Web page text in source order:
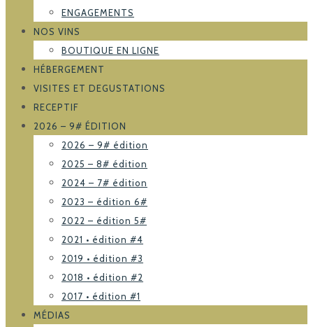
ENGAGEMENTS
NOS VINS
BOUTIQUE EN LIGNE
HÉBERGEMENT
VISITES ET DEGUSTATIONS
RECEPTIF
2026 – 9# ÉDITION
2026 – 9# édition
2025 – 8# édition
2024 – 7# édition
2023 – édition 6#
2022 – édition 5#
2021 • édition #4
2019 • édition #3
2018 • édition #2
2017 • édition #1
MÉDIAS